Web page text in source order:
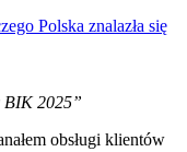
Polska znalazła się
BIK 2025”
obsługi klientów